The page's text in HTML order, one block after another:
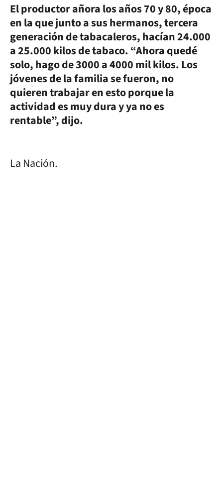
El productor añora los años 70 y 80, época
en la que junto a sus hermanos, tercera
generación de tabacaleros, hacían 24.000
a 25.000 kilos de tabaco. “Ahora quedé
solo, hago de 3000 a 4000 mil kilos. Los
jóvenes de la familia se fueron, no
quieren trabajar en esto porque la
actividad es muy dura y ya no es
rentable”, dijo.
La Nación.